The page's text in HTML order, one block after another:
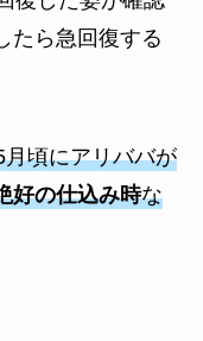
たら急回復する
月頃にアリババが
好の仕込み時な